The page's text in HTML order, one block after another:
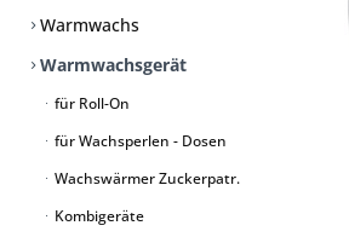
Warmwachs
Warmwachsgerät
für Roll-On
für Wachsperlen - Dosen
Wachswärmer Zuckerpatr.
Kombigeräte